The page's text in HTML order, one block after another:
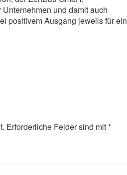
und damit auch
positivem Ausgang jeweils für ein
Erforderliche Felder sind mit*